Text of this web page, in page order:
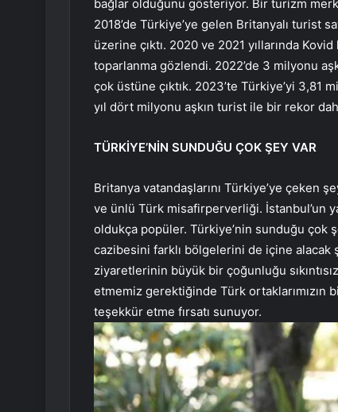
bağlar olduğunu gösteriyor. Bir turizm
2018’de Türkiye’ye gelen Britanyalı turist
üzerine çıktı. 2020 ve 2021 yıllarında
toparlanma gözlendi. 2022’de 3 milyonu
çok üstüne çıktık. 2023’te Türkiye’yi 3,81
yıl dört milyonu aşkın turist ile bir rekor
TÜRKİYE’NİN SUNDUĞU ÇOK ŞEY VAR
Britanya vatandaşlarını Türkiye’ye çeken
ve ünlü Türk misafirperverliği. İstanbul’un
oldukça popüler. Türkiye’nin sunduğu çok
cazibesini farklı bölgelerini de içine alacak
ziyaretlerinin büyük bir çoğunluğu
etmemiz gerektiğinde Türk
teşekkür etme fırsatı sunuyor.